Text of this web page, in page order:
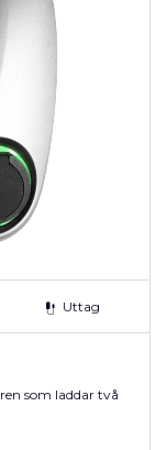
Uttag
som laddar två